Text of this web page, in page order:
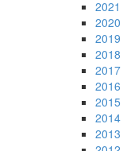
2021
2020
2019
2018
2017
2016
2015
2014
2013